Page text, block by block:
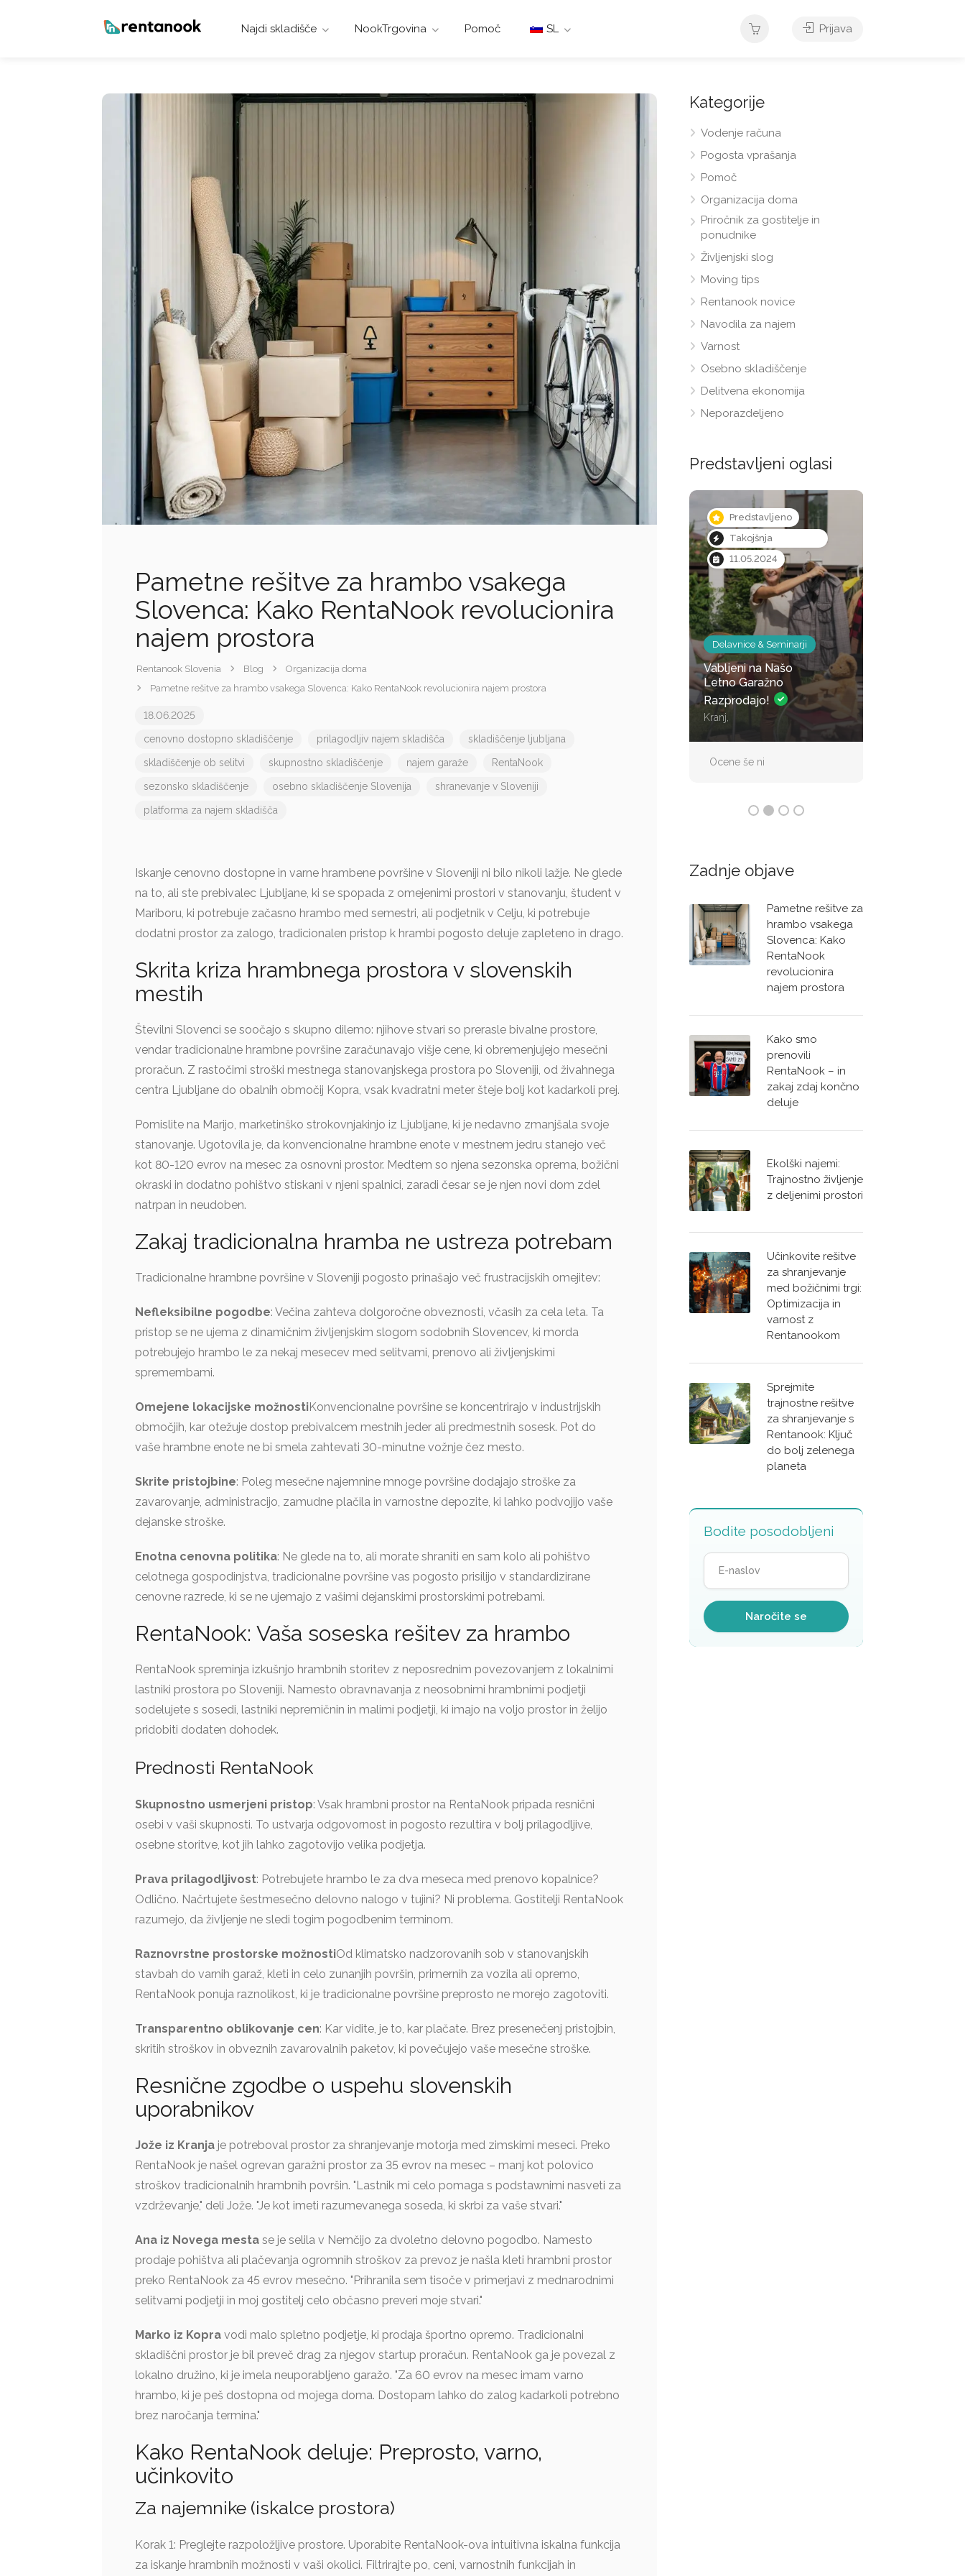
Najdi skladišče NookTrgovina Pomoč SL Prijava
Pametne rešitve za hrambo vsakega
Slovenca: Kako RentaNook revolucionira
najem prostora
Rentanook Slovenia Blog
Organizacija doma
Pametne rešitve za hrambo vsakega Slovenca: Kako RentaNook revolucionira najem prostora
18.06.2025
cenovno dostopno skladiščenje prilagodljiv najem skladišča skladiščenje ljubljana
skladiščenje ob selitvi skupnostno skladiščenje najem garaže RentaNook
sezonsko skladiščenje osebno skladiščenje Slovenija shranevanje v Sloveniji
platforma za najem skladišča
Iskanje cenovno dostopne in varne hrambene površine v Sloveniji ni bilo nikoli lažje. Ne glede
na to, ali ste prebivalec Ljubljane, ki se spopada z omejenimi prostori v stanovanju, študent v
Mariboru, ki potrebuje začasno hrambo med semestri, ali podjetnik v Celju, ki potrebuje
dodatni prostor za zalogo, tradicionalen pristop k hrambi pogosto deluje zapleteno in drago.
Skrita kriza hrambnega prostora v slovenskih
mestih
Številni Slovenci se soočajo s skupno dilemo: njihove stvari so prerasle bivalne prostore,
vendar tradicionalne hrambne površine zaračunavajo višje cene, ki obremenjujejo mesečni
proračun. Z rastočimi stroški mestnega stanovanjskega prostora po Sloveniji, od živahnega
centra Ljubljane do obalnih območij Kopra, vsak kvadratni meter šteje bolj kot kadarkoli prej.
Pomislite na Marijo, marketinško strokovnjakinjo iz Ljubljane, ki je nedavno zmanjšala svoje
stanovanje. Ugotovila je, da konvencionalne hrambne enote v mestnem jedru stanejo več
kot 80-120 evrov na mesec za osnovni prostor. Medtem so njena sezonska oprema, božični
okraski in dodatno pohištvo stiskani v njeni spalnici, zaradi česar se je njen novi dom zdel
natrpan in neudoben.
Zakaj tradicionalna hramba ne ustreza potrebam
Tradicionalne hrambne površine v Sloveniji pogosto prinašajo več frustracijskih omejitev:
Nefleksibilne pogodbe: Večina zahteva dolgoročne obveznosti, včasih za cela leta. Ta
pristop se ne ujema z dinamičnim življenjskim slogom sodobnih Slovencev, ki morda
potrebujejo hrambo le za nekaj mesecev med selitvami, prenovo ali življenjskimi
spremembami.
Omejene lokacijske možnostiKonvencionalne površine se koncentrirajo v industrijskih
območjih, kar otežuje dostop prebivalcem mestnih jeder ali predmestnih sosesk. Pot do
vaše hrambne enote ne bi smela zahtevati 30-minutne vožnje čez mesto.
Skrite pristojbine: Poleg mesečne najemnine mnoge površine dodajajo stroške za
zavarovanje, administracijo, zamudne plačila in varnostne depozite, ki lahko podvojijo vaše
dejanske stroške.
Enotna cenovna politika: Ne glede na to, ali morate shraniti en sam kolo ali pohištvo
celotnega gospodinjstva, tradicionalne površine vas pogosto prisilijo v standardizirane
cenovne razrede, ki se ne ujemajo z vašimi dejanskimi prostorskimi potrebami.
RentaNook: Vaša soseska rešitev za hrambo
RentaNook spreminja izkušnjo hrambnih storitev z neposrednim povezovanjem z lokalnimi
lastniki prostora po Sloveniji. Namesto obravnavanja z neosobnimi hrambnimi podjetji
sodelujete s sosedi, lastniki nepremičnin in malimi podjetji, ki imajo na voljo prostor in želijo
pridobiti dodaten dohodek.
Prednosti RentaNook
Skupnostno usmerjeni pristop: Vsak hrambni prostor na RentaNook pripada resnični
osebi v vaši skupnosti. To ustvarja odgovornost in pogosto rezultira v bolj prilagodljive,
osebne storitve, kot jih lahko zagotovijo velika podjetja.
Prava prilagodljivost: Potrebujete hrambo le za dva meseca med prenovo kopalnice?
Odlično. Načrtujete šestmesečno delovno nalogo v tujini? Ni problema. Gostitelji RentaNook
razumejo, da življenje ne sledi togim pogodbenim terminom.
Raznovrstne prostorske možnostiOd klimatsko nadzorovanih sob v stanovanjskih
stavbah do varnih garaž, kleti in celo zunanjih površin, primernih za vozila ali opremo,
RentaNook ponuja raznolikost, ki je tradicionalne površine preprosto ne morejo zagotoviti.
Transparentno oblikovanje cen: Kar vidite, je to, kar plačate. Brez presenečenj pristojbin,
skritih stroškov in obveznih zavarovalnih paketov, ki povečujejo vaše mesečne stroške.
Resnične zgodbe o uspehu slovenskih
uporabnikov
Jože iz Kranja je potreboval prostor za shranjevanje motorja med zimskimi meseci. Preko
RentaNook je našel ogrevan garažni prostor za 35 evrov na mesec – manj kot polovico
stroškov tradicionalnih hrambnih površin. "Lastnik mi celo pomaga s podstawnimi nasveti za
vzdrževanje," deli Jože. "Je kot imeti razumevanega soseda, ki skrbi za vaše stvari."
Ana iz Novega mesta se je selila v Nemčijo za dvoletno delovno pogodbo. Namesto
prodaje pohištva ali plačevanja ogromnih stroškov za prevoz je našla kleti hrambni prostor
preko RentaNook za 45 evrov mesečno. "Prihranila sem tisoče v primerjavi z mednarodnimi
selitvami podjetji in moj gostitelj celo občasno preveri moje stvari."
Marko iz Kopra vodi malo spletno podjetje, ki prodaja športno opremo. Tradicionalni
skladiščni prostor je bil preveč drag za njegov startup proračun. RentaNook ga je povezal z
lokalno družino, ki je imela neuporabljeno garažo. "Za 60 evrov na mesec imam varno
hrambo, ki je peš dostopna od mojega doma. Dostopam lahko do zalog kadarkoli potrebno
brez naročanja termina."
Kako RentaNook deluje: Preprosto, varno,
učinkovito
Za najemnike (iskalce prostora)
Korak 1: Preglejte razpoložljive prostore. Uporabite RentaNook-ova intuitivna iskalna funkcija
za iskanje hrambnih možnosti v vaši okolici. Filtrirajte po, ceni, varnostnih funkcijah in
Kategorije
Vodenje računa
Pogosta vprašanja
Pomoč
Organizacija doma
Priročnik za gostitelje in
ponudnike
Življenjski slog
Moving tips
Rentanook novice
Navodila za najem
Varnost
Osebno skladiščenje
Delitvena ekonomija
Neporazdeljeno
Predstavljeni oglasi
Osebno skladiščenje
(1 mnenje)
Parkirno mesto
Ocene še ni
Predstavljeno
Takojšnja
rezervacija
11.05.2024
Delavnice & Seminarji
Vabljeni na Našo
Letno Garažno
Razprodajo!
Kranj,
Ocene še ni
Zadnje objave
Pametne rešitve za
hrambo vsakega
Slovenca: Kako
RentaNook
revolucionira
najem prostora
Kako smo
prenovili
RentaNook – in
zakaj zdaj končno
deluje
Ekolški najemi:
Trajnostno življenje
z deljenimi prostori
Učinkovite rešitve
za shranjevanje
med božičnimi trgi:
Optimizacija in
varnost z
Rentanookom
Sprejmite
trajnostne rešitve
za shranjevanje s
Rentanook: Ključ
do bolj zelenega
planeta
Bodite posodobljeni